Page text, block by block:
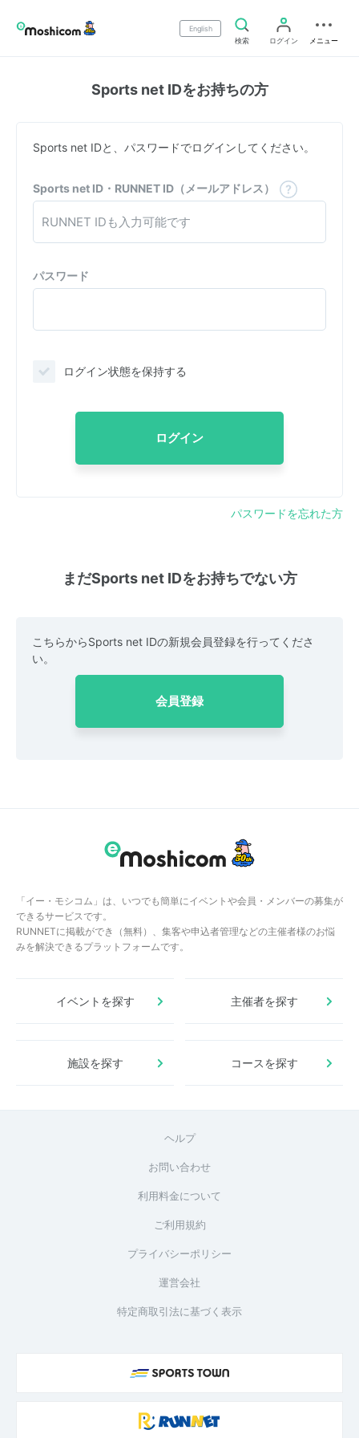
English
検索
ログイン メニュー
Sports net IDをお持ちの方
Sports net IDと、パスワードでログインしてください。
Sports net ID・RUNNET ID（メールアドレス）
パスワード
ログイン状態を保持する
ログイン
パスワードを忘れた方
まだSports net IDをお持ちでない方
こちらからSports net IDの新規会員登録を行ってくださ
い。
会員登録
「イー・モシコム」は、いつでも簡単にイベントや会員・メンバーの募集が
できるサービスです。
RUNNETに掲載ができ（無料）、集客や申込者管理などの主催者様のお悩
みを解決できるプラットフォームです。
イベントを探す 主催者を探す
施設を探す コースを探す
ヘルプ
お問い合わせ
利用料金について
ご利用規約
プライバシーポリシー
運営会社
特定商取引法に基づく表示